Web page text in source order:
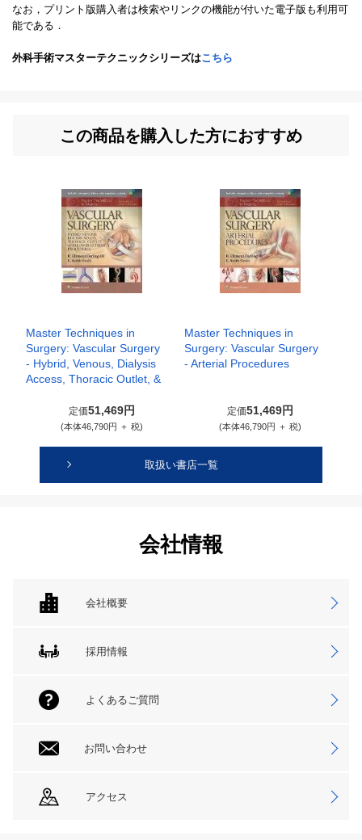
なお，プリント版購入者は検索やリンクの機能が付いた電子版も利用可
能である．
外科手術マスターテクニックシリーズはこちら
この商品を購入した方におすすめ
Master Techniques in
Surgery: Vascular Surgery
- Hybrid, Venous, Dialysis
Access, Thoracic Outlet, &
定価51,469円
(本体46,790円 ＋ 税)
Master Techniques in
Surgery: Vascular Surgery
- Arterial Procedures
定価51,469円
(本体46,790円 ＋ 税)
取扱い書店一覧
会社情報
会社概要
採用情報
よくあるご質問
お問い合わせ
アクセス